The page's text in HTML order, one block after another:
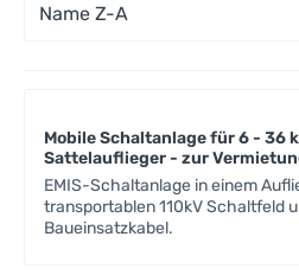
Mobile Schaltanlage für 6 - 36
Sattelauflieger - zur
EMIS-Schaltanlage in einem
transportablen 110kV Schaltfeld
Baueinsatzkabel.